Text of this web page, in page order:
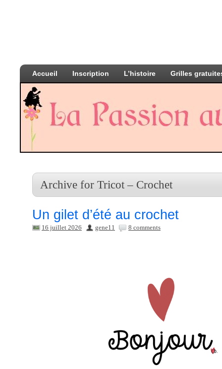
Accueil Inscription L’histoire Grilles
Archive for Tricot – Crochet
Un gilet d’été au crochet
16 juillet 2026 gene11 8 comments